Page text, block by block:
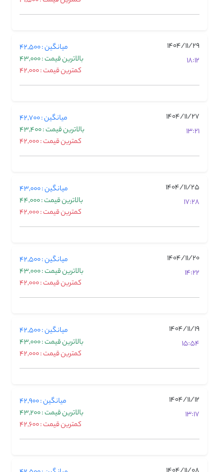
1404/11/29
18:12
میانگین : 42,500
بالاترین قیمت : 43,000
کمترین قیمت : 42,000
1404/11/27
13:21
میانگین : 42,700
بالاترین قیمت : 43,400
کمترین قیمت : 42,000
1404/11/25
17:28
میانگین : 43,000
بالاترین قیمت : 44,000
کمترین قیمت : 42,000
1404/11/20
14:22
میانگین : 42,500
بالاترین قیمت : 43,000
کمترین قیمت : 42,000
1404/11/19
15:54
میانگین : 42,500
بالاترین قیمت : 43,000
کمترین قیمت : 42,000
1404/11/12
13:17
میانگین : 42,900
بالاترین قیمت : 43,200
کمترین قیمت : 42,600